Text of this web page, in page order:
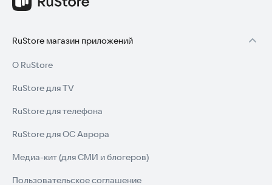
RuStore магазин приложений
О RuStore
RuStore для TV
RuStore для телефона
RuStore для ОС Аврора
Медиа-кит (для СМИ и блогеров)
Пользовательское соглашение